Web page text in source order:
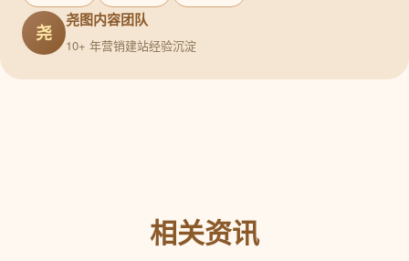
尧
尧图内容团队
10+ 年营销建站经验沉淀
相关资讯